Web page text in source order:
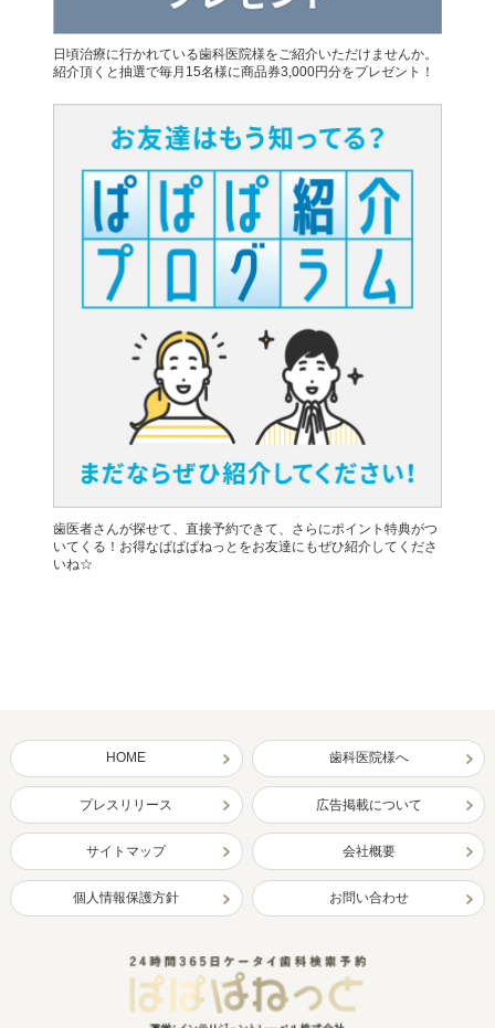
日頃治療に行かれている歯科医院様をご紹介いただけませんか。
紹介頂くと抽選で毎月15名様に商品券3,000円分をプレゼント！
歯医者さんが探せて、直接予約できて、さらにポイント特典がつ
いてくる！お得なぱぱぱねっとをお友達にもぜひ紹介してくださ
いね☆
HOME 歯科医院様へ
プレスリリース 広告掲載について
サイトマップ 会社概要
個人情報保護方針 お問い合わせ